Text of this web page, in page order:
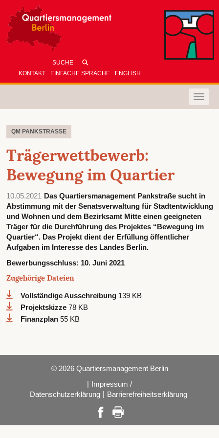
KONTAKT EINFACHE SPRACHE ENGLISH
Toggle
QM PANKSTRASSE
Trägerwettbewerb:
Bewegung im Quartier
10.05.2021 Das Quartiersmanagement Pankstraße sucht in
Abstimmung mit der Senatsverwaltung für Stadtentwicklung
und Wohnen und dem Bezirksamt Mitte einen geeigneten
Träger für die Durchführung des Projektes “Bewegung im
Quartier“. Das Projekt dient der Erfüllung öffentlicher
Aufgaben im Interesse des Landes Berlin.
Bewerbungsschluss: 10. Juni 2021
Zugehörige Dateien
Vollständige Ausschreibung 139 KB
Projektskizze 78 KB
Finanzplan 55 KB
© 2026 Quartiersmanagement Berlin
| Impressum /
Datenschutzerklärung | Barrierefreiheitserklärung